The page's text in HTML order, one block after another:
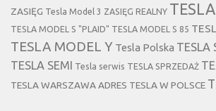
ZASIĘG Tesla Model 3 ZASIĘG REALNY
TESLA MODEL S "PLAID" TESLA MODEL S 85
TESLA MODEL Y Tesla Polska TESLA
TESLA SEMI Tesla serwis TESLA SPRZEDAŻ
TESLA WARSZAWA ADRES TESLA W POLSCE